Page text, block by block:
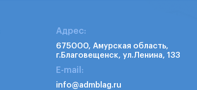
Адрес:
675000, Амурская область,
г.Благовещенск, ул.Ленина, 133
E-mail:
info@admblag.ru